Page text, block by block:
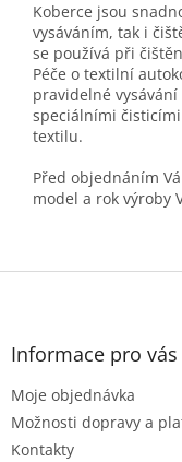
Koberce jsou
vysáváním, tak i
se používá při
Péče o textilní
pravidelné
speciálními
textilu.
Před objednáním
model a rok výroby
Z
Informace pro vás
Moje objednávka
Možnosti dopravy a
Kontakty